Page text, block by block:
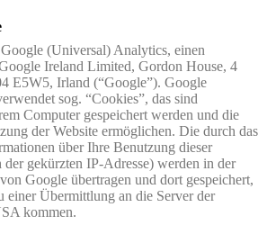
(Universal) Analytics, einen
Ireland Limited, Gordon House, 4
E5W5, Irland (“Google”). Google
sog. “Cookies”, das sind
Computer gespeichert werden und die
der Website ermöglichen. Die durch das
über Ihre Benutzung dieser
gekürzten IP-Adresse) werden in der
Google übertragen und dort gespeichert,
einer Übermittlung an die Server der
kommen.